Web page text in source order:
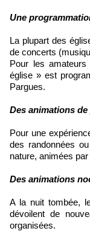
Une
La plupart des
de concerts
Pour les
église » est
Pargues.
Des animations
Pour une
des randonnées
nature, animées
Des animations
A la nuit tombée,
dévoilent de
organisées.